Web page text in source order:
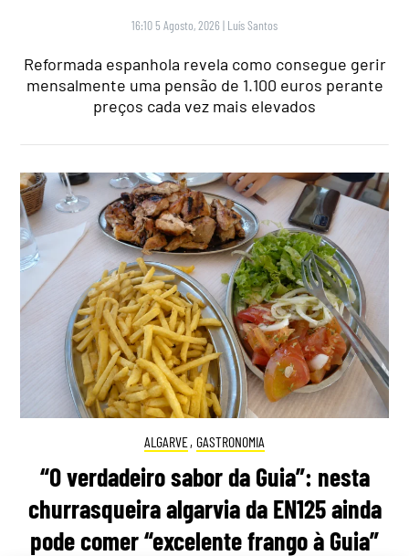
16:10 5 Agosto, 2026 | Luís Santos
Reformada espanhola revela como consegue gerir
mensalmente uma pensão de 1.100 euros perante
preços cada vez mais elevados
ALGARVE, GASTRONOMIA
“O verdadeiro sabor da Guia”: nesta
churrasqueira algarvia da EN125 ainda
pode comer “excelente frango à Guia”